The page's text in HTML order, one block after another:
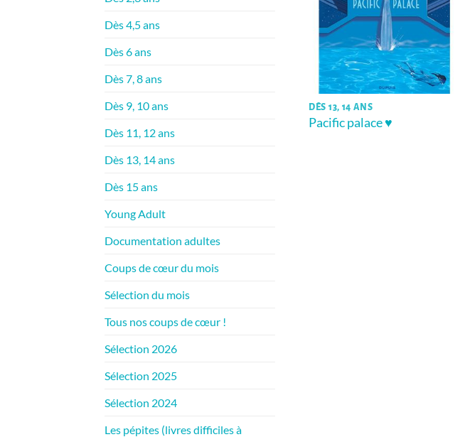
Dès 4,5 ans
Dès 6 ans
Dès 7, 8 ans
Dès 9, 10 ans
Dès 11, 12 ans
Dès 13, 14 ans
Dès 15 ans
Young Adult
Documentation adultes
Coups de cœur du mois
Sélection du mois
Tous nos coups de cœur !
Sélection 2026
Sélection 2025
Sélection 2024
Les pépites (livres difficiles à
DÈS 13, 14 ANS
Pacific palace ♥